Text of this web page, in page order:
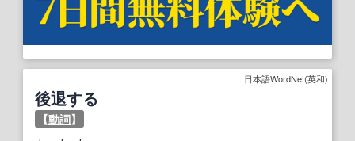
日本語WordNet(英和)
後退する
【動詞】